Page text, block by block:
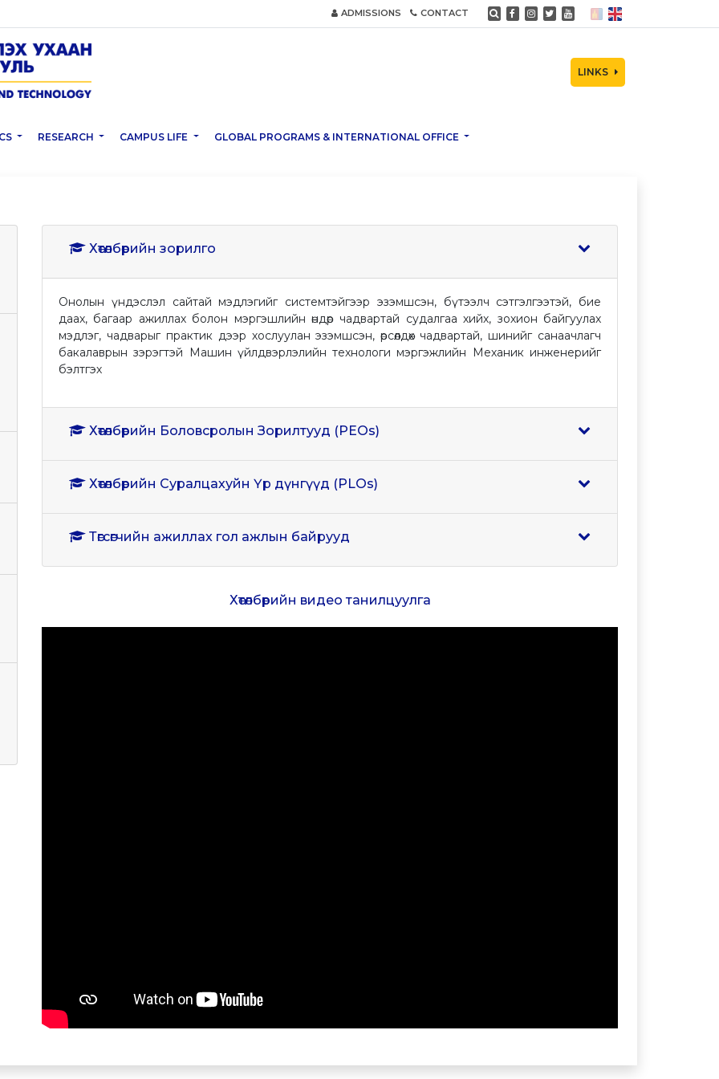
ADMISSIONS CONTACT
LINKS
RESEARCH CAMPUS LIFE GLOBAL PROGRAMS & INTERNATIONAL OFFICE
Хөтөлбөрийн зорилго
Онолын үндэслэл сайтай мэдлэгийг системтэйгээр эзэмшсэн, бүтээлч сэтгэлгээтэй, бие
даах, багаар ажиллах болон мэргэшлийн өндөр чадвартай судалгаа хийх, зохион байгуулах
мэдлэг, чадварыг практик дээр хослуулан эзэмшсэн, өрсөлдөх чадвартай, шинийг санаачлагч
бакалаврын зэрэгтэй Машин үйлдвэрлэлийн технологи мэргэжлийн Механик инженерийг
бэлтгэх
Хөтөлбөрийн Боловсролын Зорилтууд (PEOs)
Хөтөлбөрийн Суралцахуйн Үр дүнгүүд (PLOs)
Төгсөгчийн ажиллах гол ажлын байрууд
Хөтөлбөрийн видео танилцуулга